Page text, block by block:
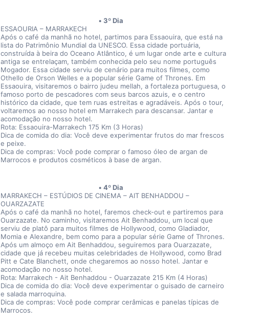
3º Dia
ESSAOURIA – MARRAKECH
Após o café da manhã no hotel, partimos para Essaouira, que está na
lista do Patrimônio Mundial da UNESCO. Essa cidade portuária,
construída à beira do Oceano Atlântico, é um lugar onde arte e cultura
antiga se entrelaçam, também conhecida pelo seu nome português
Mogador. Essa cidade serviu de cenário para muitos filmes, como
Othello de Orson Welles e a popular série Game of Thrones. Em
Essaouira, visitaremos o bairro judeu mellah, a fortaleza portuguesa, o
famoso porto de pescadores com seus barcos azuis, e o centro
histórico da cidade, que tem ruas estreitas e agradáveis. Após o tour,
voltaremos ao nosso hotel em Marrakech para descansar. Jantar e
acomodação no nosso hotel.
Rota: Essaouira-Marrakech 175 Km (3 Horas)
Dica de comida do dia: Você deve experimentar frutos do mar frescos
e peixe.
Dica de compras: Você pode comprar o famoso óleo de argan de
Marrocos e produtos cosméticos à base de argan.
4º Dia
MARRAKECH – ESTÚDIOS DE CINEMA – AIT BENHADDOU –
OUARZAZATE
Após o café da manhã no hotel, faremos check-out e partiremos para
Ouarzazate. No caminho, visitaremos Ait Benhaddou, um local que
serviu de platô para muitos filmes de Hollywood, como Gladiador,
Momia e Alexandre, bem como para a popular série Game of Thrones.
Após um almoço em Ait Benhaddou, seguiremos para Ouarzazate,
cidade que já recebeu muitas celebridades de Hollywood, como Brad
Pitt e Cate Blanchett, onde chegaremos ao nosso hotel. Jantar e
acomodação no nosso hotel.
Rota: Marrakech - Ait Benhaddou - Ouarzazate 215 Km (4 Horas)
Dica de comida do dia: Você deve experimentar o guisado de carneiro
e salada marroquina.
Dica de compras: Você pode comprar cerâmicas e panelas típicas de
Marrocos.